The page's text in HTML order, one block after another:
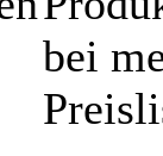
bei